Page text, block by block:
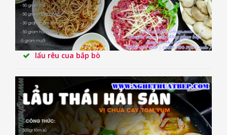
lẩu rêu cua bắp bò